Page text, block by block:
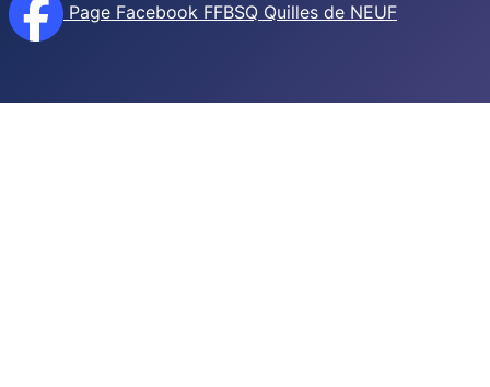
Page Facebook FFBSQ Quilles de NEUF